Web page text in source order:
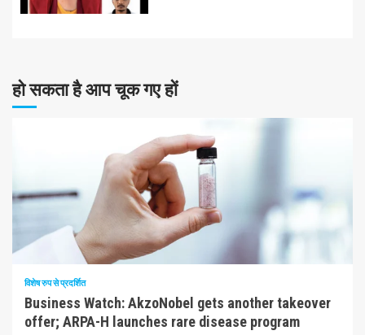
हो सकता है आप चूक गए हों
10 न्यूनतम पढ़ा
विशेष रुप से प्रदर्शित
Business Watch: AkzoNobel gets another takeover
offer; ARPA-H launches rare disease program